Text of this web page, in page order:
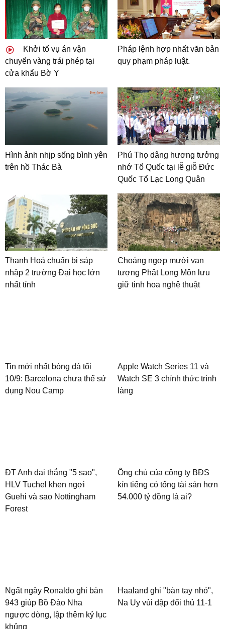
Khởi tố vụ án vận
chuyển vàng trái phép tại
cửa khẩu Bờ Y
Pháp lệnh hợp nhất văn bản
quy phạm pháp luật.
Hình ảnh nhịp sống bình yên
trên hồ Thác Bà
Phú Thọ dâng hương tưởng
nhớ Tổ Quốc tại lễ giỗ Đức
Quốc Tổ Lạc Long Quân
Thanh Hoá chuẩn bị sáp
nhập 2 trường Đại học lớn
nhất tỉnh
Choáng ngợp mười vạn
tượng Phật Long Môn lưu
giữ tinh hoa nghệ thuật
Tin mới nhất bóng đá tối
10/9: Barcelona chưa thể sử
dụng Nou Camp
Apple Watch Series 11 và
Watch SE 3 chính thức trình
làng
ĐT Anh đại thắng "5 sao",
HLV Tuchel khen ngợi
Guehi và sao Nottingham
Forest
Ông chủ của công ty BĐS
kín tiếng có tổng tài sản hơn
54.000 tỷ đồng là ai?
Ngất ngây Ronaldo ghi bàn
943 giúp Bồ Đào Nha
ngược dòng, lập thêm kỷ lục
khủng
Haaland ghi "bàn tay nhỏ",
Na Uy vùi dập đối thủ 11-1